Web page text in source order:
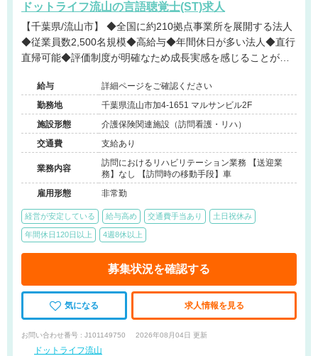
ドットライフ流山の言語聴覚士(ST)求人
【千葉県/流山市】 ◆全国に約210拠点事業所を展開する法人
◆従業員数2,500名規模◆高給与◆年間休日が多い法人◆直行
直帰可能◆評価制度が明確なため成長実感を感じることが可
給与
詳細ページをご確認ください
勤務地
千葉県流山市加4-1651 マルサンビル2F
施設形態
介護保険関連施設（訪問看護・リハ）
交通費
支給あり
業務内容
訪問におけるリハビリテーション業務 【送迎業
務】なし 【訪問時の移動手段】車
雇用形態
非常勤
経営が安定している 給与高め 交通費手当あり 土日祝休み
年間休日120日以上 4週8休以上
募集状況を確認する
気になる 求人情報を見る
お問い合わせ番号 : J101149750 2026年08月04日 更新
ドットライフ流山